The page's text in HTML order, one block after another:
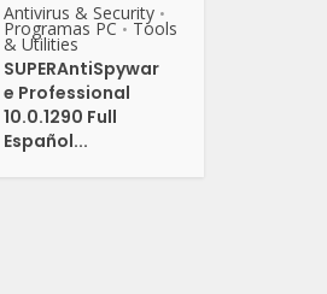
Antivirus & Security •
Programas PC • Tools
& Utilities
SUPERAntiSpywar
e Professional
10.0.1290 Full
Español...